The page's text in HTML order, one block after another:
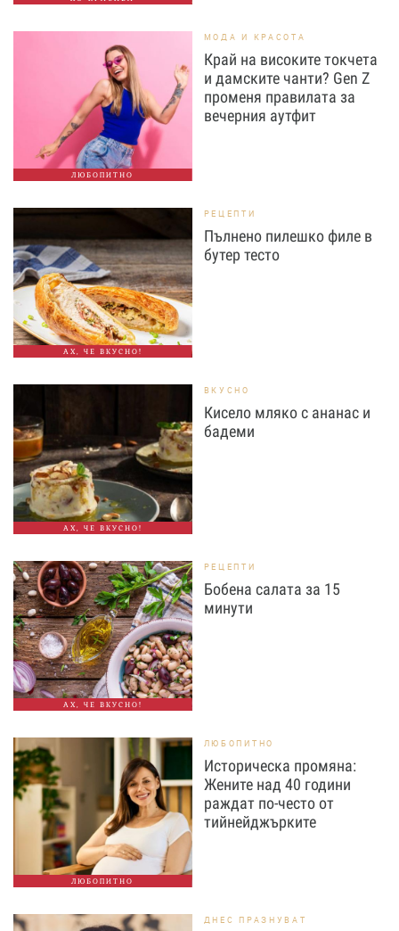
ЛЮБОПИТНО
МОДА И КРАСОТА
Край на високите токчета
и дамските чанти? Gen Z
променя правилата за
вечерния аутфит
АХ, ЧЕ ВКУСНО!
РЕЦЕПТИ
Пълнено пилешко филе в
бутер тесто
АХ, ЧЕ ВКУСНО!
ВКУСНО
Кисело мляко с ананас и
бадеми
АХ, ЧЕ ВКУСНО!
РЕЦЕПТИ
Бобена салата за 15
минути
ЛЮБОПИТНО
ЛЮБОПИТНО
Историческа промяна:
Жените над 40 години
раждат по-често от
тийнейджърките
ДНЕС ПРАЗНУВАТ